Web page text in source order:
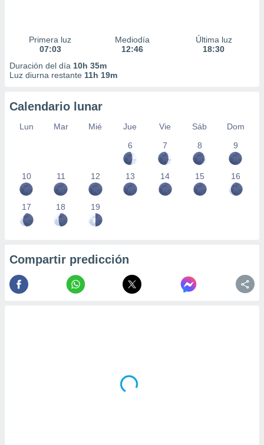
Primera luz
07:03
Mediodía
12:46
Última luz
18:30
Duración del día 10h 35m
Luz diurna restante 11h 19m
Calendario lunar
Lun Mar Mié Jue Vie Sáb
Dom
6
7 8 9
10 11 12 13 14 15 16
17 18 19
Compartir predicción